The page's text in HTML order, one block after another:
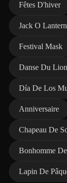
Fêtes D'hiver
Jack O Lantern
Festival Mask
Danse Du Lion
Día De Los
Anniversaire
Chapeau De
Bonhomme
Lapin De